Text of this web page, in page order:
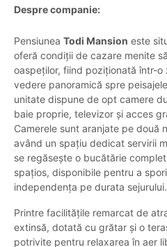
Despre companie:
Pensiunea Todi Mansion este
oferă condiții de cazare menite
oaspeților, fiind poziționată într-o
vedere panoramică spre
unitate dispune de opt camere
baie proprie, televizor și acces
Camerele sunt aranjate pe două
având un spațiu dedicat servirii
se regăsește o bucătărie
spațios, disponibile pentru a
independența pe durata sejurului.
Printre facilitățile remarcat de
extinsă, dotată cu grătar și o
potrivite pentru relaxarea în aer